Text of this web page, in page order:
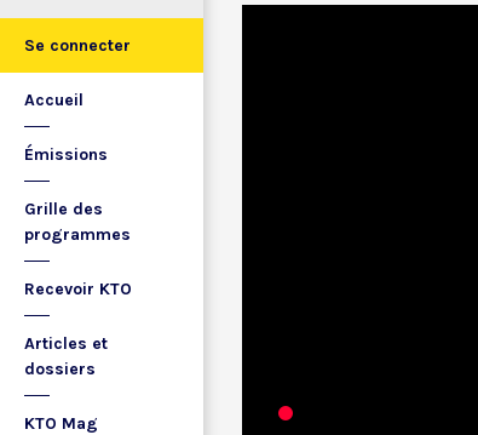
Se connecter
Accueil
Émissions
Grille des
programmes
Recevoir KTO
Articles et
dossiers
KTO Mag